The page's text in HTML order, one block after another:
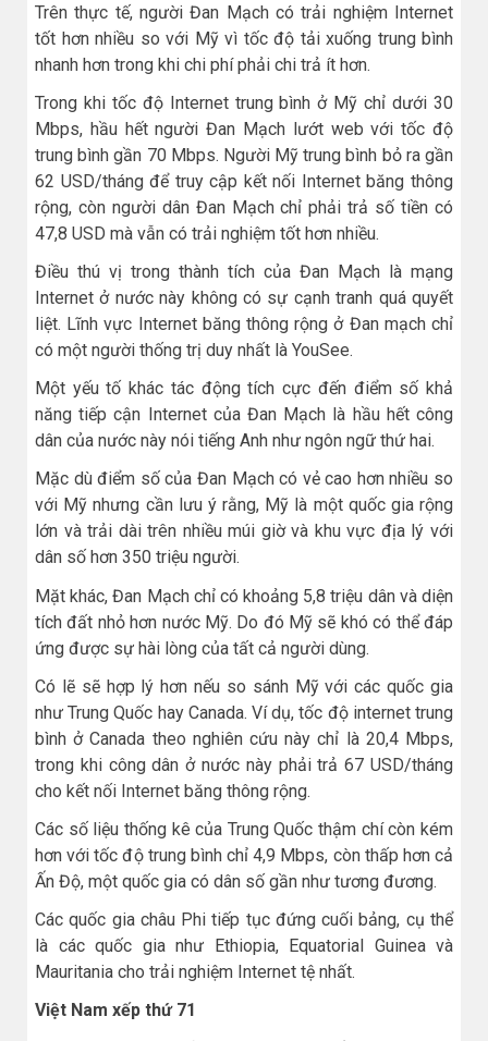
Trên thực tế, người Đan Mạch có trải nghiệm Internet
tốt hơn nhiều so với Mỹ vì tốc độ tải xuống trung bình
nhanh hơn trong khi chi phí phải chi trả ít hơn.
Trong khi tốc độ Internet trung bình ở Mỹ chỉ dưới 30
Mbps, hầu hết người Đan Mạch lướt web với tốc độ
trung bình gần 70 Mbps. Người Mỹ trung bình bỏ ra gần
62 USD/tháng để truy cập kết nối Internet băng thông
rộng, còn người dân Đan Mạch chỉ phải trả số tiền có
47,8 USD mà vẫn có trải nghiệm tốt hơn nhiều.
Điều thú vị trong thành tích của Đan Mạch là mạng
Internet ở nước này không có sự cạnh tranh quá quyết
liệt. Lĩnh vực Internet băng thông rộng ở Đan mạch chỉ
có một người thống trị duy nhất là YouSee.
Một yếu tố khác tác động tích cực đến điểm số khả
năng tiếp cận Internet của Đan Mạch là hầu hết công
dân của nước này nói tiếng Anh như ngôn ngữ thứ hai.
Mặc dù điểm số của Đan Mạch có vẻ cao hơn nhiều so
với Mỹ nhưng cần lưu ý rằng, Mỹ là một quốc gia rộng
lớn và trải dài trên nhiều múi giờ và khu vực địa lý với
dân số hơn 350 triệu người.
Mặt khác, Đan Mạch chỉ có khoảng 5,8 triệu dân và diện
tích đất nhỏ hơn nước Mỹ. Do đó Mỹ sẽ khó có thể đáp
ứng được sự hài lòng của tất cả người dùng.
Có lẽ sẽ hợp lý hơn nếu so sánh Mỹ với các quốc gia
như Trung Quốc hay Canada. Ví dụ, tốc độ internet trung
bình ở Canada theo nghiên cứu này chỉ là 20,4 Mbps,
trong khi công dân ở nước này phải trả 67 USD/tháng
cho kết nối Internet băng thông rộng.
Các số liệu thống kê của Trung Quốc thậm chí còn kém
hơn với tốc độ trung bình chỉ 4,9 Mbps, còn thấp hơn cả
Ấn Độ, một quốc gia có dân số gần như tương đương.
Các quốc gia châu Phi tiếp tục đứng cuối bảng, cụ thể
là các quốc gia như Ethiopia, Equatorial Guinea và
Mauritania cho trải nghiệm Internet tệ nhất.
Việt Nam xếp thứ 71